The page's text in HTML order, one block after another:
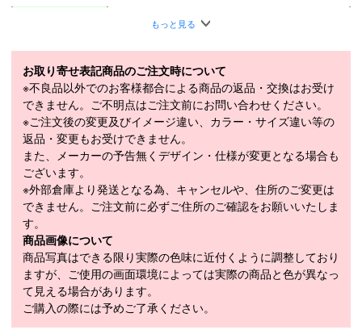
別布部分：ポリエステル 100％
メーカー公表サ
イズ目安（cm）
M：バスト 82～88、身長 160～170
L：バスト 86～92、身長 165～175
適応季節
春：〇 夏：〇 秋：－ 冬：－
・「サイズ目安」は実寸サイズとは異なり、衣類未着用時の身体サ
イズ（ヌードサイズ）です。ご自身の身長、ウエストなどにあわせ
てサイズ選びの目安としてください。
・「実寸サイズ」は仕上がりサイズです。サイズ目安とは異なりま
す。また、個体差による若干の誤差があります。
※こちらは、在庫限りの特別セール品となりますので、 イメージ違
いやサイズ違いなどのお客様都合による、返品及び交換はお受け出
来ません。
ご購入の際には、予めご了承願います。
もっと見る
お取り寄せ表記商品のご注文時について
※不良品以外でのお客様都合による商品の返品・交換はお受け
できません。ご不明点はご注文前にお問い合わせください。
※ご注文後の変更及びイメージ違い、カラー・サイズ違い等の
返品・変更もお受けできません。
また、メーカーの予告無くデザイン・仕様が変更となる場合も
ございます。
※外部倉庫より発送となる為、キャンセルや、住所のご変更は
できません。ご注文前に必ずご住所のご確認をお願いいたしま
す。
商品画像について
商品写真はできる限り実際の色味に近付くように調整しており
ますが、ご使用の画面環境によっては実際の商品と色が異なっ
て見える場合があります。
ご購入の際には予めご了承ください。